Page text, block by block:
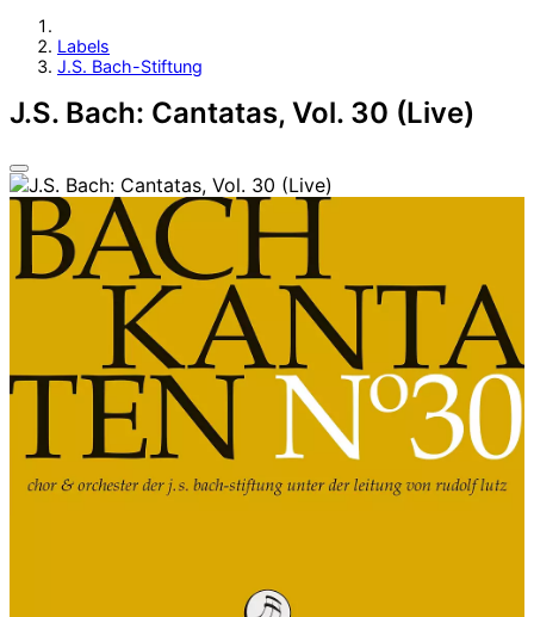
Labels
J.S. Bach-Stiftung
J.S. Bach: Cantatas, Vol. 30 (Live)